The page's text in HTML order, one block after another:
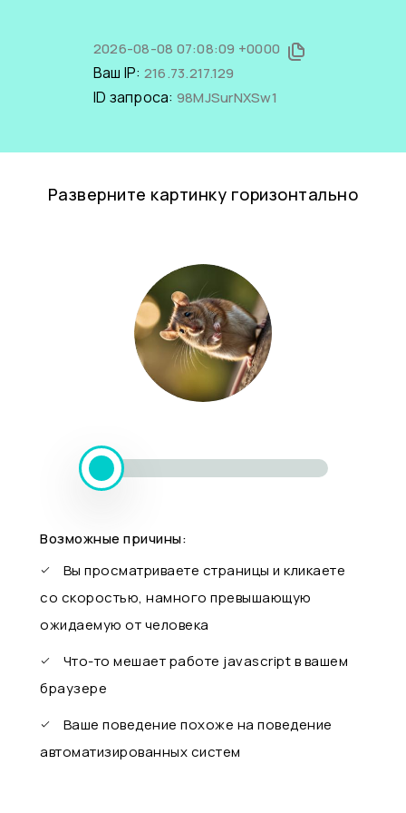
2026-08-08 07:08:09 +0000
Ваш IP: 216.73.217.129
ID запроса: 98MJSurNXSw1
Разверните картинку горизонтально
Возможные причины:
Вы просматриваете страницы и кликаете
со скоростью, намного превышающую
ожидаемую от человека
Что-то мешает работе javascript в вашем
браузере
Ваше поведение похоже на поведение
автоматизированных систем